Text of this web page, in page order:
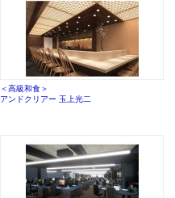
＜高級和食＞
アンドクリアー 玉上光二